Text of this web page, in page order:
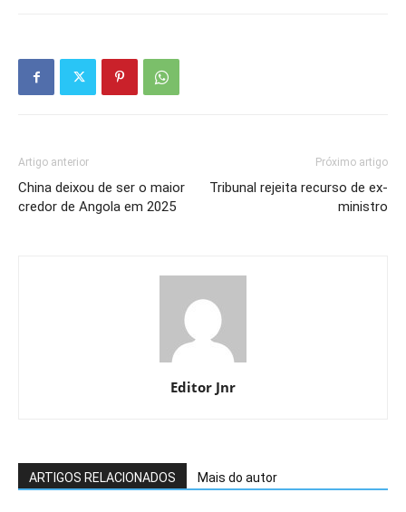
Artigo anterior
China deixou de ser o maior
credor de Angola em 2025
Próximo artigo
Tribunal rejeita recurso de ex-
ministro
Editor Jnr
ARTIGOS RELACIONADOS Mais do autor